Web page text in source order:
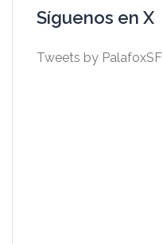
Síguenos en X
Tweets by PalafoxSF